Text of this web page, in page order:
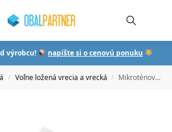
výrobcu! napíšte si o cenovú ponuku
/ Voľne ložená vrecia a vrecká / Mikroténové HDPE vrecia, min.2000 ks.